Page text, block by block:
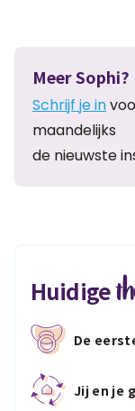
Meer Sophi?
Schrijf je in
maandelijks
de nieuwste
Huidige
De
Jij en je